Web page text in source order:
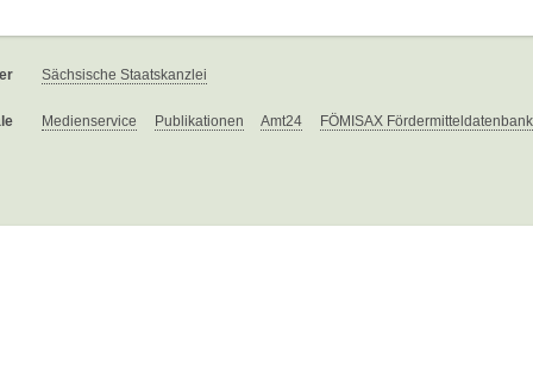
Sächsische Staatskanzlei
Medienservice Publikationen Amt24 FÖMISAX Fördermitteldatenbank